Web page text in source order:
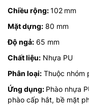
Chiều rộng:102 mm
Mặt dựng: 80 mm
Độ ngả: 65 mm
Chất liệu: Nhựa PU
Phân loại: Thuộc nhóm
Ứng dụng: Phào nhựa
phào cấp hắt, bề mặt